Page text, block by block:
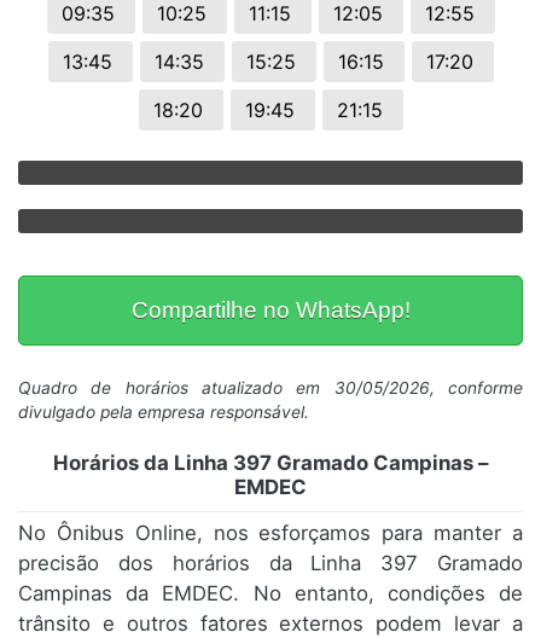
09:35
10:25 11:15 12:05
12:55
13:45
14:35 15:25 16:15
17:20
18:20
19:45 21:15
Compartilhe no WhatsApp!
Quadro de horários atualizado em 30/05/2026, conforme
divulgado pela empresa responsável.
Horários da Linha 397 Gramado Campinas –
EMDEC
No Ônibus Online, nos esforçamos para manter a
precisão dos horários da Linha 397 Gramado
Campinas da EMDEC. No entanto, condições de
trânsito e outros fatores externos podem levar a